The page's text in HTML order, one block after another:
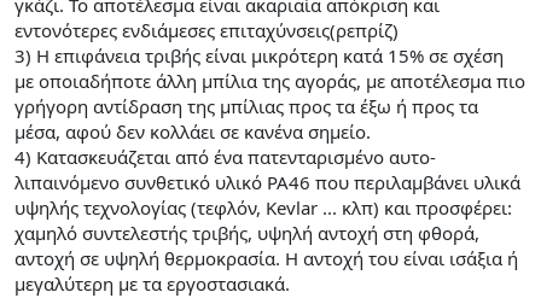
γκάζι. Το αποτέλεσμα είναι ακαριαία απόκριση και
εντονότερες ενδιάμεσες επιταχύνσεις(ρεπρίζ)
3) Η επιφάνεια τριβής είναι μικρότερη κατά 15% σε σχέση
με οποιαδήποτε άλλη μπίλια της αγοράς, με αποτέλεσμα πιο
γρήγορη αντίδραση της μπίλιας προς τα έξω ή προς τα
μέσα, αφού δεν κολλάει σε κανένα σημείο.
4) Κατασκευάζεται από ένα πατενταρισμένο αυτο-
λιπαινόμενο συνθετικό υλικό PA46 που περιλαμβάνει υλικά
υψηλής τεχνολογίας (τεφλόν, Kevlar ... κλπ) και προσφέρει:
χαμηλό συντελεστής τριβής, υψηλή αντοχή στη φθορά,
αντοχή σε υψηλή θερμοκρασία. Η αντοχή του είναι ισάξια ή
μεγαλύτερη με τα εργοστασιακά.